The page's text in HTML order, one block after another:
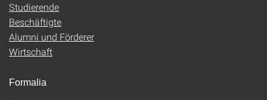
Studierende
Beschäftigte
Alumni und Förderer
Wirtschaft
Formalia